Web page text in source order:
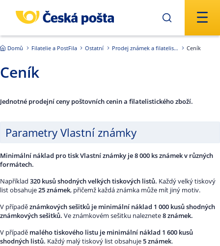
Domů Filatelie a PostFila Ostatní Prodej známek a filatelistických produktů Ceník
Ceník
Jednotné prodejní ceny poštovních cenin a filatelistického zboží.
Parametry Vlastní známky
Minimální náklad pro tisk Vlastní známky je 8 000 ks známek v různých
formátech.
Například 320 kusů shodných velkých tiskových listů. Každý velký tiskový
list obsahuje25 známek, přičemž každá známka může mít jiný motiv.
V případěznámkových sešitků je minimální náklad 1 000 kusů shodných
známkových sešitků. Ve známkovém sešitku naleznete8 známek.
V případě malého tiskového listu je minimální náklad 1 600 kusů
shodných listů. Každý malý tiskový list obsahuje5 známek.